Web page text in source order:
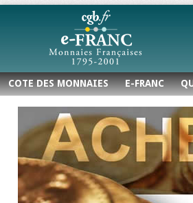
COTE DES MONNAIES E-FRANC